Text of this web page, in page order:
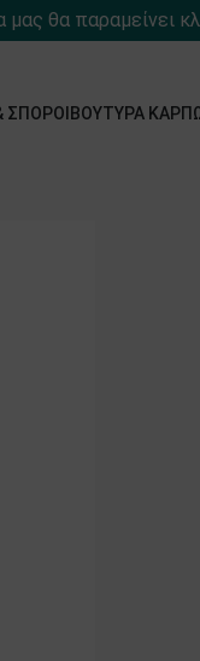
μας θα παραμείνει
ΒΟΎΤΥΡΑ